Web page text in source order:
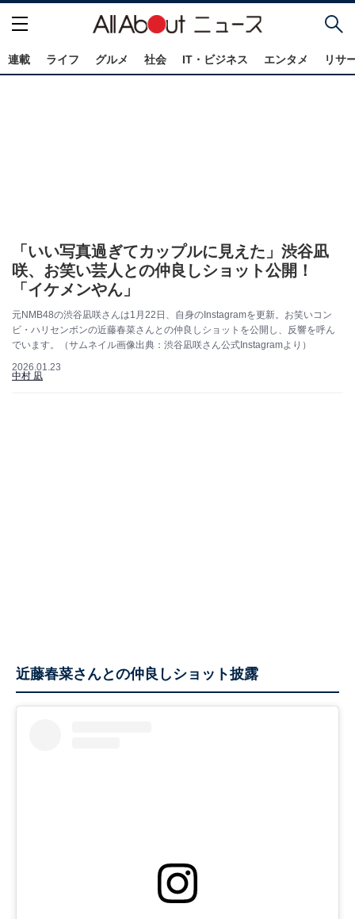
連載 ライフ グルメ 社会 IT・ビジネス エンタメ リサ
「いい写真過ぎてカップルに見えた」渋谷凪
咲、お笑い芸人との仲良しショット公開！
「イケメンやん」
元NMB48の渋谷凪咲さんは1月22日、自身のInstagramを更新。お笑いコン
ビ・ハリセンボンの近藤春菜さんとの仲良しショットを公開し、反響を呼ん
でいます。（サムネイル画像出典：渋谷凪咲さん公式Instagramより）
2026.01.23
中村 凪
近藤春菜さんとの仲良しショット披露